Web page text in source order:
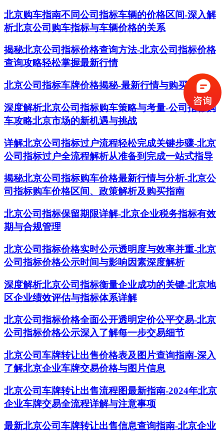
北京购车指南不同公司指标车辆的价格区间-深入解
析北京公司购车指标与车辆价格的关系
揭秘北京公司指标价格查询方法-北京公司指标价格
查询攻略轻松掌握最新行情
北京公司指标车牌价格揭秘-最新行情与购买指南
深度解析北京公司指标购车策略与考量-公司指标购
车攻略北京市场的新机遇与挑战
详解北京公司指标过户流程轻松完成关键步骤-北京
公司指标过户全流程解析从准备到完成一站式指导
揭秘北京公司指标购车价格最新行情与分析-北京公
司指标购车价格区间、政策解析及购买指南
北京公司指标保留期限详解-北京企业税务指标有效
期与合规管理
北京公司指标价格实时公示透明度与效率并重-北京
公司指标价格公示时间与影响因素深度解析
深度解析北京公司指标衡量企业成功的关键-北京地
区企业绩效评估与指标体系详解
北京公司指标价格全面公开透明定价公平交易-北京
公司指标价格公示深入了解每一步交易细节
北京公司车牌转让出售价格表及图片查询指南-深入
了解北京企业车牌交易价格与图片信息
北京公司车牌转让出售流程图最新指南-2024年北京
企业车牌交易全流程详解与注意事项
最新北京公司车牌转让出售信息查询指南-北京企业